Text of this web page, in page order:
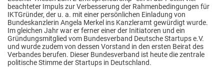
beachteter Impuls zur Verbesserung der Rahmenbedingungen für
IKTGründer, der u. a. mit einer persönlichen Einladung von
Bundeskanzlerin Angela Merkel ins Kanzleramt gewürdigt wurde.
Im gleichen Jahr war er ferner einer der Initiatoren und ein
Gründungsmitglied vom Bundesverband Deutsche Startups e.V.
und wurde zudem von dessen Vorstand in den ersten Beirat des
Verbandes berufen. Dieser Bundesverband ist heute die zentrale
politische Stimme der Startups in Deutschland.